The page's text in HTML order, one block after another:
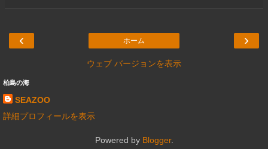
‹ ›
ホーム
ウェブ バージョンを表示
柏島の海
SEAZOO
詳細プロフィールを表示
Powered by Blogger.